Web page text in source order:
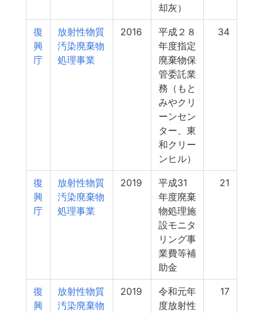
却灰）
復
興
庁
放射性物質
汚染廃棄物
処理事業
2016
平成２８
年度指定
廃棄物保
管委託業
務（もと
みやクリ
ーンセン
ター、東
和クリー
ンヒル）
34
復
興
庁
放射性物質
汚染廃棄物
処理事業
2019
平成31
年度廃棄
物処理施
設モニタ
リング事
業費等補
助金
21
復
興
放射性物質
汚染廃棄物
2019
令和元年
度放射性
17